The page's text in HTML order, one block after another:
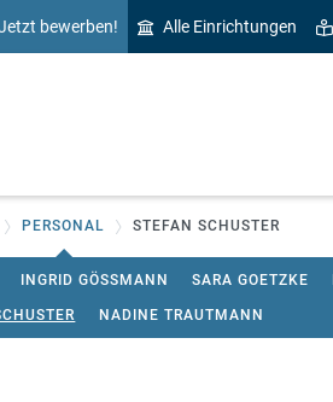
bewerben! Alle Einrichtungen
PERSONAL STEFAN SCHUSTER
INGRID GÖSSMANN SARA GOETZKE
NADINE TRAUTMANN